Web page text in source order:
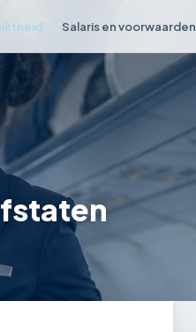
Salaris en voorwaarden